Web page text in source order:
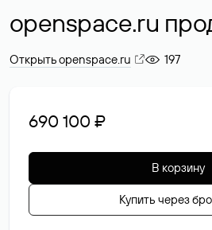
openspace.ru
Открыть openspace.ru 197
690 100 ₽
В корзину
Купить через